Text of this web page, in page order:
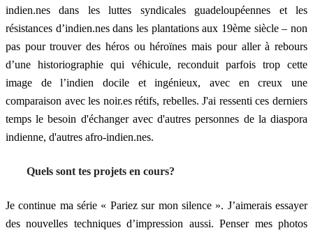
indien.nes dans les luttes syndicales guadeloupéennes et les
résistances d’indien.nes dans les plantations aux 19ème siècle – non
pas pour trouver des héros ou héroïnes mais pour aller à rebours
d’une historiographie qui véhicule, reconduit parfois trop cette
image de l’indien docile et ingénieux, avec en creux une
comparaison avec les noir.es rétifs, rebelles. J'ai ressenti ces derniers
temps le besoin d'échanger avec d'autres personnes de la diaspora
indienne, d'autres afro-indien.nes.
Quels sont tes projets en cours?
Je continue ma série « Pariez sur mon silence ». J’aimerais essayer
des nouvelles techniques d’impression aussi. Penser mes photos